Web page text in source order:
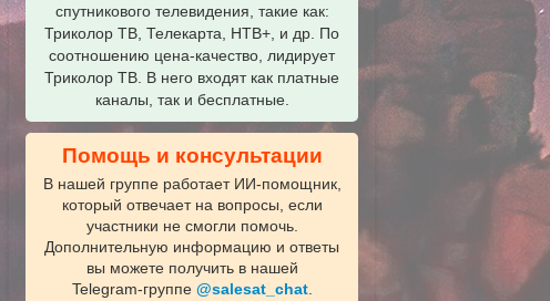
спутникового телевидения, такие как:
Триколор ТВ, Телекарта, НТВ+, и др. По
соотношению цена-качество, лидирует
Триколор ТВ. В него входят как платные
каналы, так и бесплатные.
Помощь и консультации
В нашей группе работает ИИ‑помощник,
который отвечает на вопросы, если
участники не смогли помочь.
Дополнительную информацию и ответы
вы можете получить в нашей
Telegram‑группе @salesat_chat.